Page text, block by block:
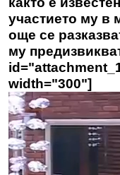
участието му в
още се
му
width="300"]